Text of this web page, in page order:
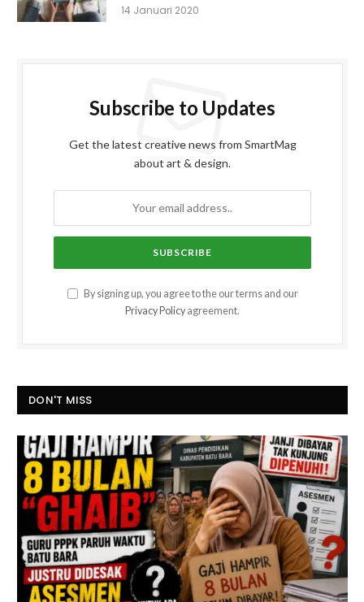
14 Januari 2020
Subscribe to Updates
Get the latest creative news from SmartMag
about art & design.
By signing up, you agree to the our terms and our
Privacy Policy agreement.
DON'T MISS